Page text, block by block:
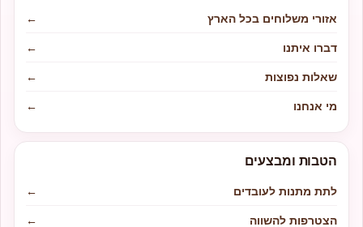
אזורי משלוחים בכל הארץ
←
דברו איתנו
←
שאלות נפוצות
←
מי אנחנו
←
הטבות ומבצעים
לתת מתנות לעובדים
←
הצטרפות להשווה
←